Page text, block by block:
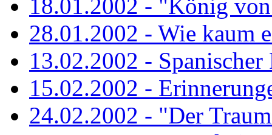
18.01.2002 - "König
28.01.2002 - Wie kaum
13.02.2002 -
15.02.2002 -
24.02.2002 - "Der